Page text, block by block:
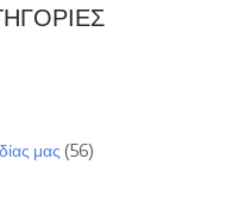
μας (56)